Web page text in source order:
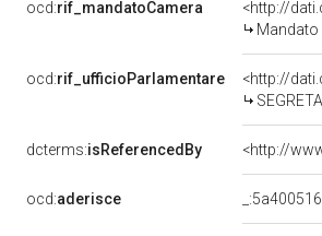
ocd:rif_mandatoCamera
<http://
Mandato
ocd:rif_ufficioParlamentare
<http://
dcterms:isReferencedBy <http://
ocd:aderisce